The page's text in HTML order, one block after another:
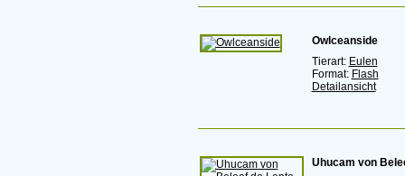
Owlceanside
Tierart: Eulen
Format: Flash
Detailansicht
Uhucam von